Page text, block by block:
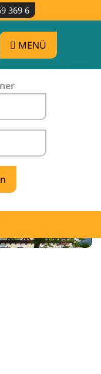
369 6
MENÜ
Fils -